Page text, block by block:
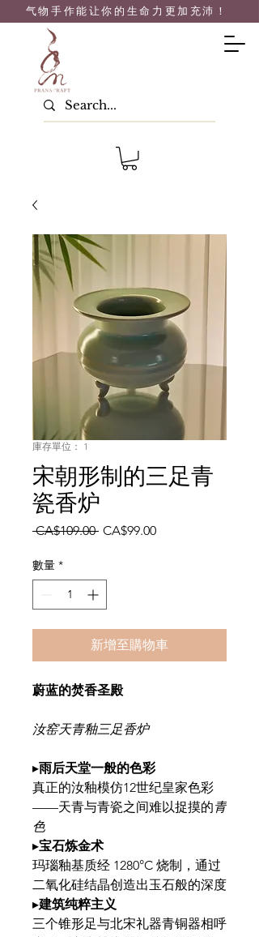
气物手作能让你的生命力 更加充沛！
庫存單位： 1
宋朝形制的三足青
瓷香炉
CA$109.00 一
格
CA$99.00促
數量 *
新增至購物車
蔚蓝的焚香圣殿
汝窑天青釉三足香炉
▸雨后天堂一般的色彩
真正的汝釉模仿12世纪皇家色彩
——天青与青瓷之间难以捉摸的青
色
▸宝石炼金术
玛瑙釉基质经 1280°C 烧制，通过
二氧化硅结晶创造出玉石般的深度
▸建筑纯粹主义
三个锥形足与北宋礼器青铜器相呼